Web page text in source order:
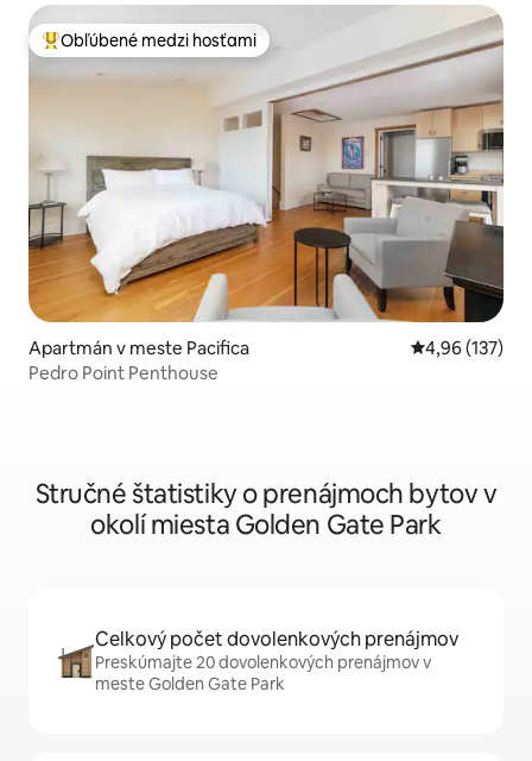
Najobľúbenejšie medzi hosťami
Obľúbené medzi hosťami
Apartmán v meste Pacifica Priemerné
4,96 (137)
Pedro Point Penthouse
Stručné štatistiky o prenájmoch bytov v
okolí miesta Golden Gate Park
Celkový počet dovolenkových prenájmov
Preskúmajte 20 dovolenkových prenájmov v
meste Golden Gate Park